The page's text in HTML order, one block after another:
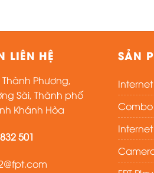
LIÊN HỆ
Thành Phương,
Sài, Thành phố
Khánh Hòa
501
SẢN
Combo